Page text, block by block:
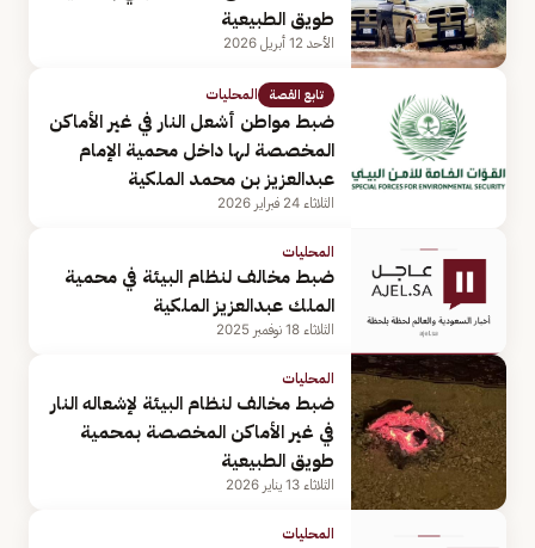
طويق الطبيعية
الأحد 12 أبريل 2026
تابع القصة المحليات
ضبط مواطن أشعل النار في غير الأماكن
المخصصة لها داخل محمية الإمام
عبدالعزيز بن محمد الملكية
الثلاثاء 24 فبراير 2026
المحليات
ضبط مخالف لنظام البيئة في محمية
الملك عبدالعزيز الملكية
الثلاثاء 18 نوفمبر 2025
المحليات
ضبط مخالف لنظام البيئة لإشعاله النار
في غير الأماكن المخصصة بمحمية
طويق الطبيعية
الثلاثاء 13 يناير 2026
المحليات